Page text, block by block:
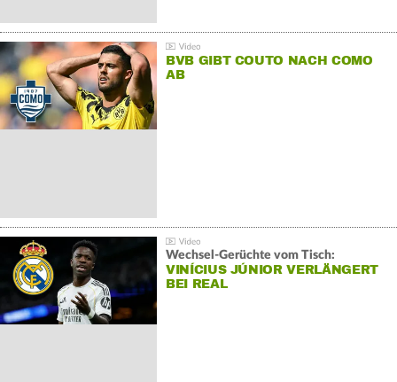
BVB GIBT COUTO NACH COMO
AB
Wechsel-Gerüchte vom Tisch:
VINÍCIUS JÚNIOR VERLÄNGERT
BEI REAL